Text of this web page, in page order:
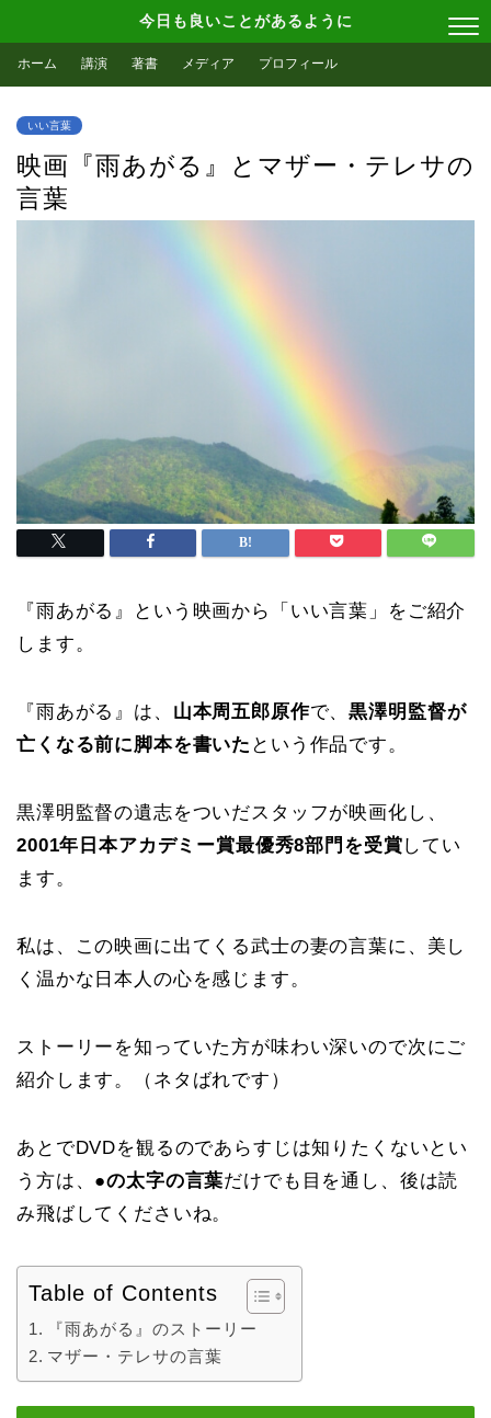
今日も良いことがあるように
ホーム 講演 著書 メディア プロフィール
いい言葉
映画『雨あがる』とマザー・テレサの
言葉
『雨あがる』という映画から「いい言葉」をご紹介
します。
『雨あがる』は、 山本周五郎原作で、黒澤明監督が
亡くなる前に脚本を書いた という作品です。
黒澤明監督の遺志をついだスタッフが映画化し、
2001年日本アカデミー賞最優秀8部門を受賞してい
ます。
私は、この映画に出てくる武士の妻の言葉に、美し
く温かな日本人の心を感じます。
ストーリーを知っていた方が味わい深いので次にご
紹介します。（ネタばれです）
あとでDVDを観るのであらすじは知りたくないとい
う方は、●の太字の言葉だけでも目を通し、後は読
み飛ばしてくださいね。
Table of Contents
『雨あがる』のストーリー
マザー・テレサの言葉